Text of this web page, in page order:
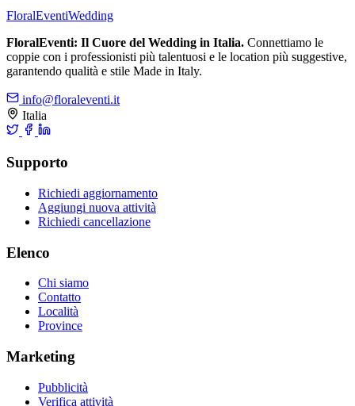
FloralEventiWedding
FloralEventi: Il Cuore del Wedding in Italia. Connettiamo le
coppie con i professionisti più talentuosi e le location più suggestive,
garantendo qualità e stile Made in Italy.
info@floraleventi.it
Italia
Supporto
Richiedi aggiornamento
Aggiungi nuova attività
Richiedi cancellazione
Elenco
Chi siamo
Contatto
Località
Province
Marketing
Pubblicità
Verifica attività